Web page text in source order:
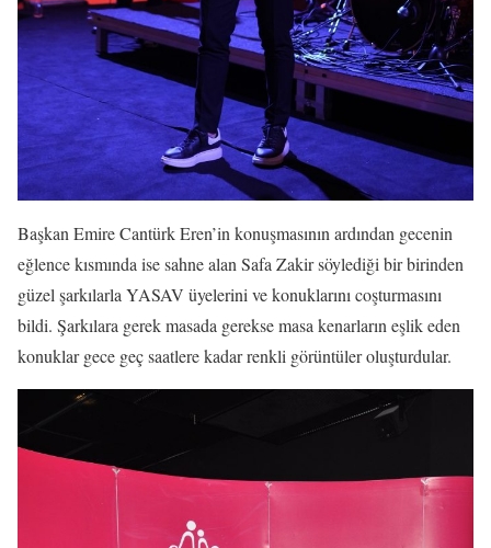
Başkan Emire Cantürk Eren’in konuşmasının ardından gecenin
eğlence kısmında ise sahne alan Safa Zakir söylediği bir birinden
güzel şarkılarla YASAV üyelerini ve konuklarını coşturmasını
bildi. Şarkılara gerek masada gerekse masa kenarların eşlik eden
konuklar gece geç saatlere kadar renkli görüntüler oluşturdular.